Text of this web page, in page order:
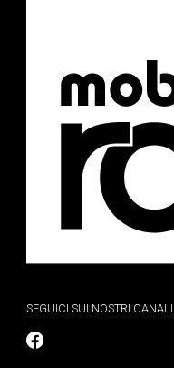
SEGUICI SUI NOSTRI CANALI